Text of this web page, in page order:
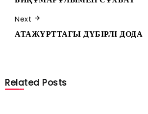
Next
АТАЖҰРТТАҒЫ ДҮБІРЛІ ДОДА
Related Posts